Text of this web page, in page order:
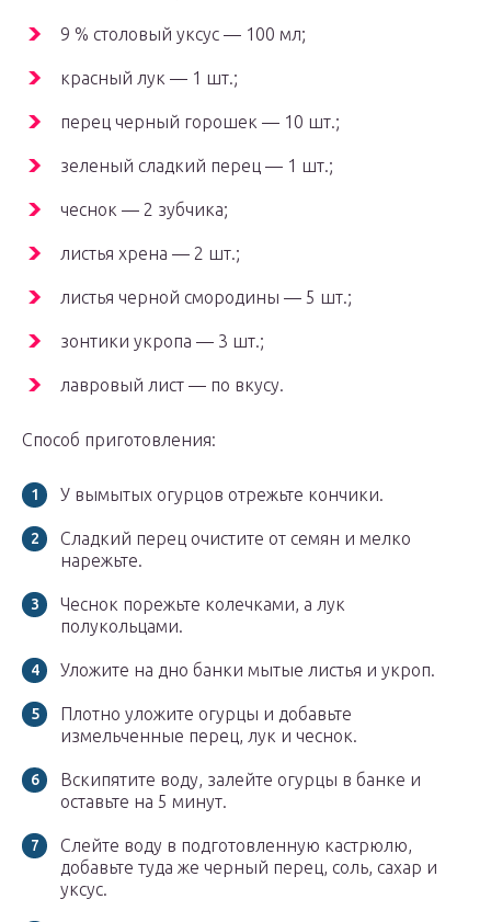
9 % столовый уксус — 100 мл;
красный лук — 1 шт.;
перец черный горошек — 10 шт.;
зеленый сладкий перец — 1 шт.;
чеснок — 2 зубчика;
листья хрена — 2 шт.;
листья черной смородины — 5 шт.;
зонтики укропа — 3 шт.;
лавровый лист — по вкусу.
Способ приготовления:
У вымытых огурцов отрежьте кончики.
Сладкий перец очистите от семян и мелко
нарежьте.
Чеснок порежьте колечками, а лук
полукольцами.
Уложите на дно банки мытые листья и укроп.
Плотно уложите огурцы и добавьте
измельченные перец, лук и чеснок.
Вскипятите воду, залейте огурцы в банке и
оставьте на 5 минут.
Слейте воду в подготовленную кастрюлю,
добавьте туда же черный перец, соль, сахар и
уксус.